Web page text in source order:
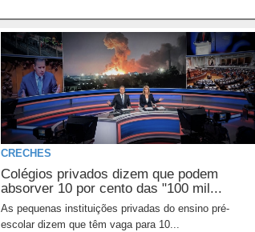
CRECHES
Colégios privados dizem que podem
absorver 10 por cento das "100 mil...
As pequenas instituições privadas do ensino pré-
escolar dizem que têm vaga para 10...